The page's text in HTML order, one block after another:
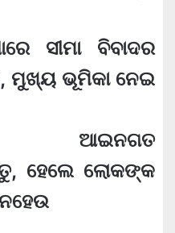
ସୀମା ବିବାଦର
ମୁଖ୍ୟ ଭୂମିକା ନେଇ
ଆଇନଗତ
ହେଲେ ଲୋକଙ୍କ
ନହେଉ